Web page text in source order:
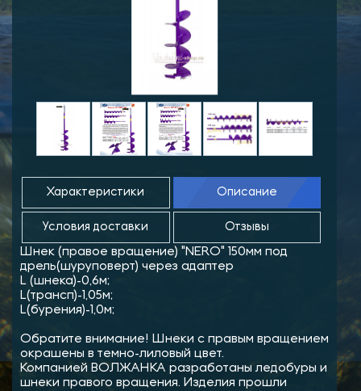
Характеристики Описание
Условия доставки Отзывы
Шнек (правое вращение) "NERO" 150мм под
дрель(шуруповерт) через адаптер
L (шнека)-0,6м;
L(трансп)-1,05м;
L(бурения)-1,0м;
Обратите внимание! Шнеки с правым вращением
окрашены в темно-лиловый цвет.
Компанией ВОЛЖАНКА разработаны ледобуры и
шнеки правого вращения. Изделия прошли